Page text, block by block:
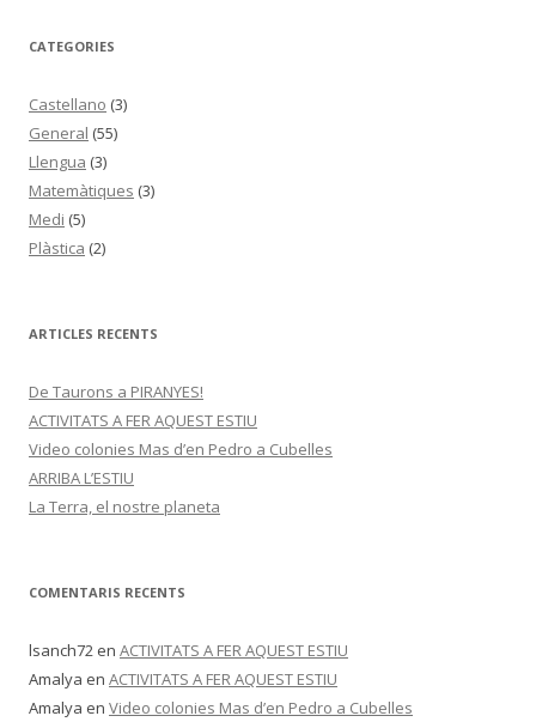
CATEGORIES
Castellano (3)
General (55)
Llengua (3)
Matemàtiques (3)
Medi (5)
Plàstica (2)
ARTICLES RECENTS
De Taurons a PIRANYES!
ACTIVITATS A FER AQUEST ESTIU
Video colonies Mas d’en Pedro a Cubelles
ARRIBA L’ESTIU
La Terra, el nostre planeta
COMENTARIS RECENTS
lsanch72 en ACTIVITATS A FER AQUEST ESTIU
Amalya en ACTIVITATS A FER AQUEST ESTIU
Amalya en Video colonies Mas d’en Pedro a Cubelles